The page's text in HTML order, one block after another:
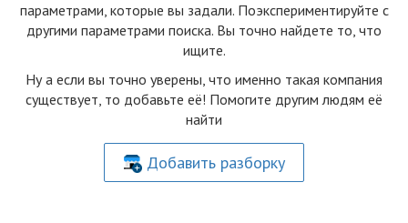
параметрами, которые вы задали. Поэкспериментируйте с
другими параметрами поиска. Вы точно найдете то, что
ищите.
Ну а если вы точно уверены, что именно такая компания
существует, то добавьте её! Помогите другим людям её
найти
Добавить разборку